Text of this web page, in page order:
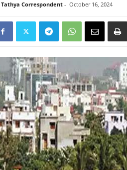
Tathya Correspondent- October 16, 2024